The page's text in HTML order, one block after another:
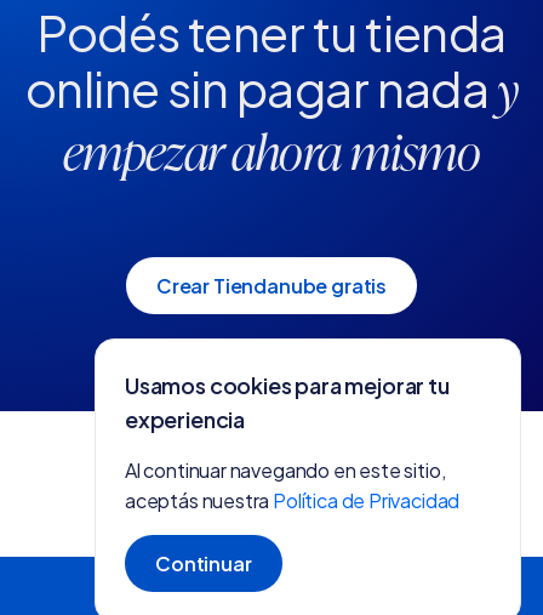
Usamos cookies para mejorar tu
experiencia
Al continuar navegando en este sitio,
aceptás nuestra Política de Privacidad
Continuar
Podés tener tu tienda
onlinesin pagar nada y
empezar ahora mismo
Crear Tiendanube gratis
Crear tienda gratis